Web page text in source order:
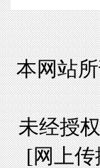
本网站
未经授
[网上传